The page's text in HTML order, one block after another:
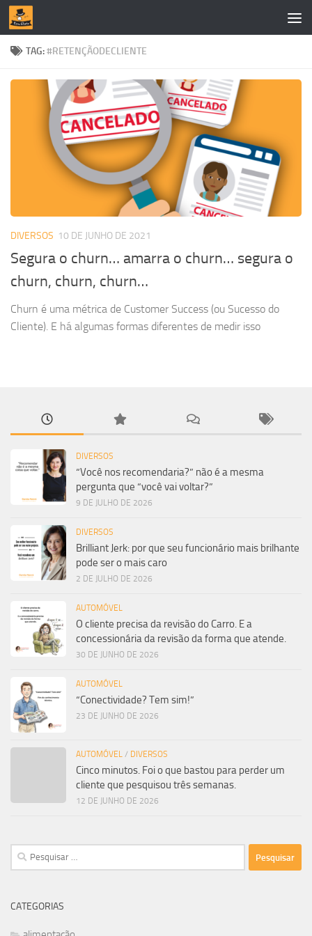
Skip to content
TAG:#RETENÇÃODECLIENTE
DIVERSOS 10 DE JUNHO DE 2021
Segura o churn… amarra o churn… segura o
churn, churn, churn…
Churn é uma métrica de Customer Success (ou Sucesso do
Cliente). E há algumas formas diferentes de medir isso
DIVERSOS
“Você nos recomendaria?” não é a mesma
pergunta que “você vai voltar?”
9 DE JULHO DE 2026
DIVERSOS
Brilliant Jerk: por que seu funcionário mais brilhante
pode ser o mais caro
2 DE JULHO DE 2026
AUTOMÓVEL
O cliente precisa da revisão do Carro. E a
concessionária da revisão da forma que atende.
30 DE JUNHO DE 2026
AUTOMÓVEL
“Conectividade? Tem sim!”
23 DE JUNHO DE 2026
AUTOMÓVEL / DIVERSOS
Cinco minutos. Foi o que bastou para perder um
cliente que pesquisou três semanas.
12 DE JUNHO DE 2026
Pesquisar
por:
CATEGORIAS